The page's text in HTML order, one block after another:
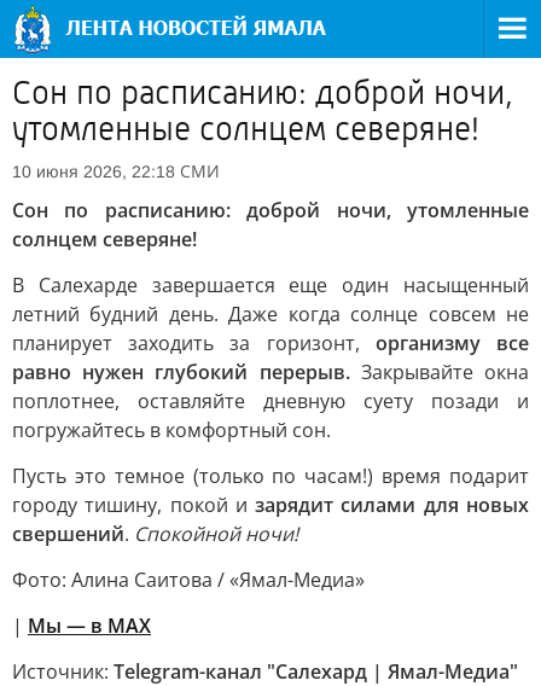
Сон по расписанию: доброй ночи,
утомленные солнцем северяне!
10 июня 2026, 22:18 СМИ
Сон по расписанию: доброй ночи, утомленные
солнцем северяне!
В Салехарде завершается еще один насыщенный
летний будний день. Даже когда солнце совсем не
планирует заходить за горизонт, организму все
равно нужен глубокий перерыв.Закрывайте окна
поплотнее, оставляйте дневную суету позади и
погружайтесь в комфортный сон.
Пусть это темное (только по часам!) время подарит
городу тишину, покой изарядит силами для новых
свершений. Спокойной ночи!
Фото: Алина Саитова / «Ямал-Медиа»
| Мы — в МАХ
Источник: Telegram-канал "Салехард | Ямал-Медиа"